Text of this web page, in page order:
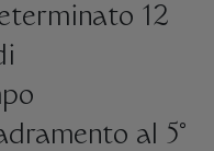
12
al 5°